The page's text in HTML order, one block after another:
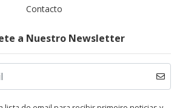
Contacto
a Nuestro Newsletter